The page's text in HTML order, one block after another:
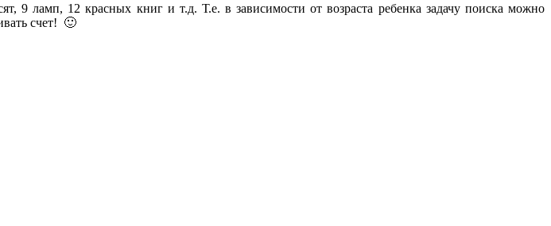
9 ламп, 12 красных книг и т.д. Т.е. в зависимости от возраста ребенка задачу поиска можно
счет! 🙂